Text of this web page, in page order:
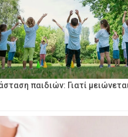
παιδιών: Γιατί